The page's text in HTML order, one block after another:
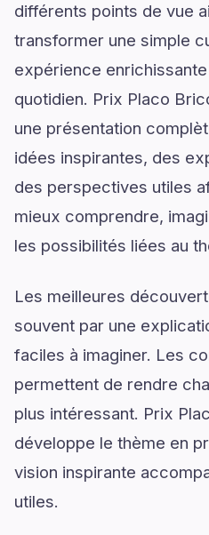
différents points de vue
transformer une simple
expérience
quotidien. Prix Placo
une présentation
idées inspirantes, des
des perspectives utiles
mieux comprendre,
les possibilités liées au
Les meilleures
souvent par une
faciles à imaginer. Les
permettent de rendre
plus intéressant. Prix
développe le thème en
vision inspirante
utiles.